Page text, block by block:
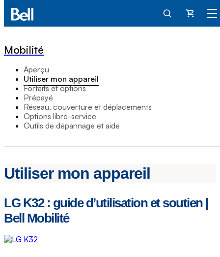
Panier
Mobilité
Aperçu
Utiliser mon appareil
Forfaits et options
Prépayé
Réseau, couverture et déplacements
Options libre-service
Outils de dépannage et aide
Utiliser mon appareil
LG K32 : guide d’utilisation et soutien |
Bell Mobilité